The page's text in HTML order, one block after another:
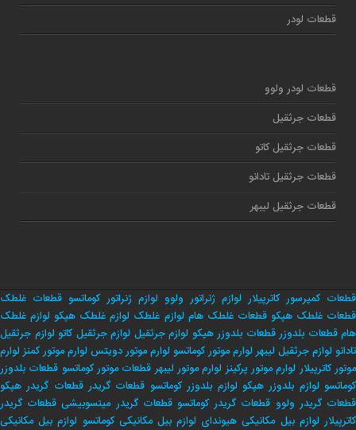
قطعات لودر
قطعات لودر ولوو
قطعات جرثقیل
قطعات جرثقیل کاتو
قطعات جرثقیل تادانو
قطعات جرثقیل لیبهر
قطعات کمپرسور کاترپیلار لوازم ژنراتور ولوو لوازم ژنراتور کوماتسو قطعات غلطک
قطعات غلطک هپکو قطعات غلطک هام لوازم غلطک لوازم غلطک هپکو لوازم غلطک
هام قطعات بلدوزر قطعات بلدوزر هپکو لوازم جرثقیل لوازم جرثقیل کاتو لوازم جرثقیل
تادانو لوازم جرثقیل لیبهر لوارم موتور کوماتسو لوارم موتور دویتس لوارم موتور کمنز لوارم
موتور کاترپیلار لوارم موتور پرکینز لوارم موتور لیبهر قطعات موتور کوماتسو قطعات بلدوزر
کوماتسو لوازم بلدوزر هپکو لوازم بلدوزر کوماتسو قطعات گریدر قطعات گریدر هپکو
قطعات گریدر ولوو قطعات گریدر کوماتسو قطعات گریدر میتسوبیشی قطعات گریدر
کاترپیلار لوازم بیل مکانیکی هیوندای لوازم بیل مکانیکی کوماتسو لوازم بیل مکانیکی